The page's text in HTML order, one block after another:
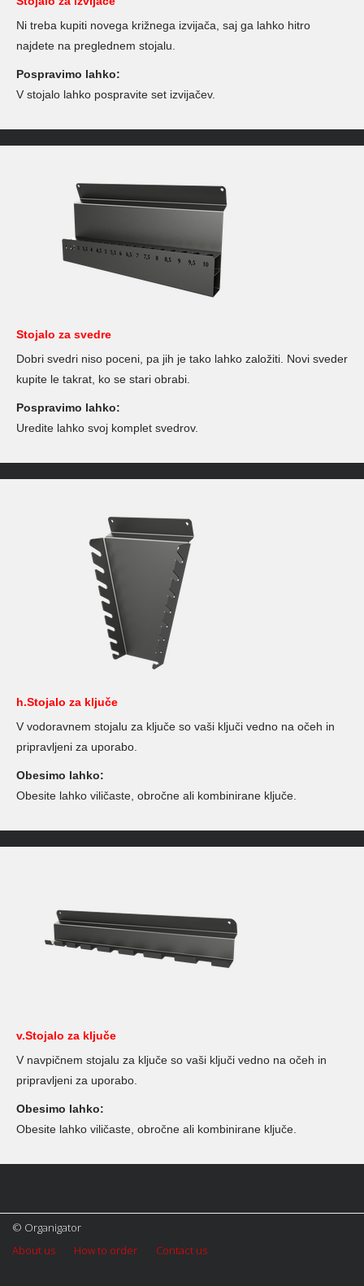
Ni treba kupiti novega križnega izvijača, saj ga lahko hitro
najdete na preglednem stojalu.
Pospravimo lahko:
V stojalo lahko pospravite set izvijačev.
Stojalo za svedre
Dobri svedri niso poceni, pa jih je tako lahko založiti. Novi sveder
kupite le takrat, ko se stari obrabi.
Pospravimo lahko:
Uredite lahko svoj komplet svedrov.
h.Stojalo za ključe
V vodoravnem stojalu za ključe so vaši ključi vedno na očeh in
pripravljeni za uporabo.
Obesimo lahko:
Obesite lahko viličaste, obročne ali kombinirane ključe.
v.Stojalo za ključe
V navpičnem stojalu za ključe so vaši ključi vedno na očeh in
pripravljeni za uporabo.
Obesimo lahko:
Obesite lahko viličaste, obročne ali kombinirane ključe.
© Organigator
About us
How to order Contact us